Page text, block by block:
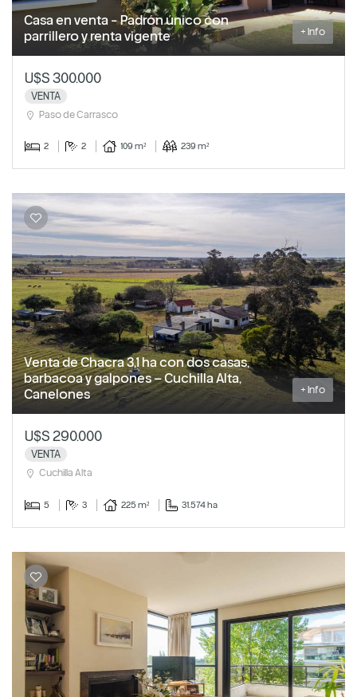
Casa en venta - Padrón único con
parrillero y renta vigente
+ Info
U$S 300.000
VENTA
Paso de Carrasco
2 2 109 m² 239 m²
Venta de Chacra 3,1 ha con dos casas,
barbacoa y galpones – Cuchilla Alta,
Canelones
+ Info
U$S 290.000
VENTA
Cuchilla Alta
5 3 225 m² 31.574 ha